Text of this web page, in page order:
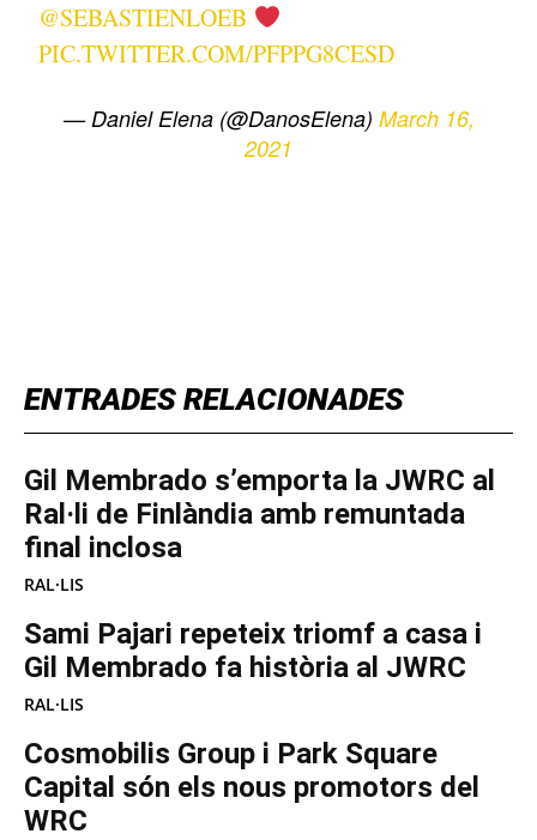
ENTRADES RELACIONADES
Gil Membrado s’emporta la JWRC al
Ral·li de Finlàndia amb remuntada
final inclosa
RAL·LIS
Sami Pajari repeteix triomf a casa i
Gil Membrado fa història al JWRC
RAL·LIS
Cosmobilis Group i Park Square
Capital són els nous promotors del
WRC
@SEBASTIENLOEB
PIC.TWITTER.COM/PFPPG8CESD
— Daniel Elena (@DanosElena) March 16,
2021